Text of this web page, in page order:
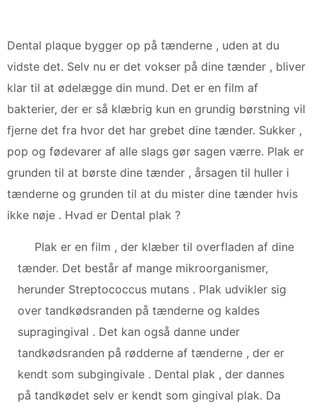
Dental plaque bygger op på tænderne , uden at du
vidste det. Selv nu er det vokser på dine tænder , bliver
klar til at ødelægge din mund. Det er en film af
bakterier, der er så klæbrig kun en grundig børstning vil
fjerne det fra hvor det har grebet dine tænder. Sukker ,
pop og fødevarer af alle slags gør sagen værre. Plak er
grunden til at børste dine tænder , årsagen til huller i
tænderne og grunden til at du mister dine tænder hvis
ikke nøje . Hvad er Dental plak ?
Plak er en film , der klæber til overfladen af ​​dine
tænder. Det består af mange mikroorganismer,
herunder Streptococcus mutans . Plak udvikler sig
over tandkødsranden på tænderne og kaldes
supragingival . Det kan også danne under
tandkødsranden på rødderne af tænderne , der er
kendt som subgingivale . Dental plak , der dannes
på tandkødet selv er kendt som gingival plak. Da